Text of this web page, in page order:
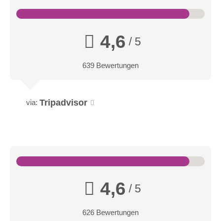
Energiearbeit und Meditation. Dabei wird der Körper durch
Ellenbogen bearbeitet und aktiviert.
4,6 / 5
639 Bewertungen
via: Tripadvisor
4,6 / 5
626 Bewertungen